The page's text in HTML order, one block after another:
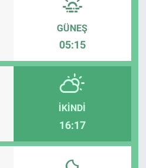
GÜNEŞ
05:15
İKINDI
16:17